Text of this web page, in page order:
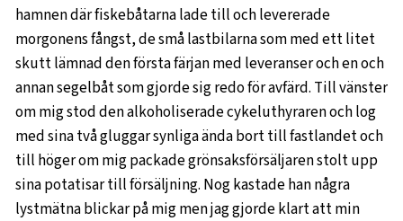
hamnen där fiskebåtarna lade till och levererade
morgonens fångst, de små lastbilarna som med ett litet
skutt lämnad den första färjan med leveranser och en och
annan segelbåt som gjorde sig redo för avfärd. Till vänster
om mig stod den alkoholiserade cykeluthyraren och log
med sina två gluggar synliga ända bort till fastlandet och
till höger om mig packade grönsaksförsäljaren stolt upp
sina potatisar till försäljning. Nog kastade han några
lystmätna blickar på mig men jag gjorde klart att min